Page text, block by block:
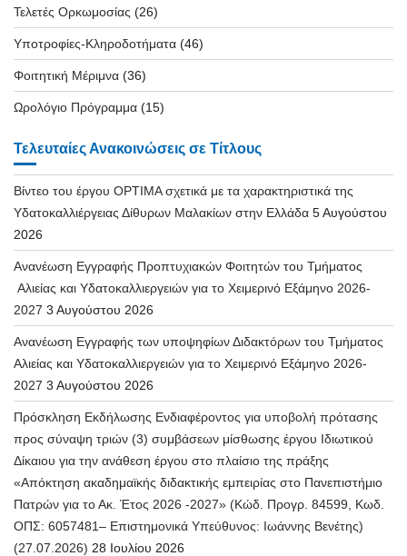
Τελετές Ορκωμοσίας (26)
Υποτροφίες-Κληροδοτήματα (46)
Φοιτητική Μέριμνα (36)
Ωρολόγιο Πρόγραμμα (15)
Τελευταίες Ανακοινώσεις σε Τίτλους
Βίντεο του έργου OPTIMA σχετικά με τα χαρακτηριστικά της
Υδατοκαλλιέργειας Δίθυρων Μαλακίων στην Ελλάδα 5 Αυγούστου
2026
Ανανέωση Εγγραφής Προπτυχιακών Φοιτητών του Τμήματος
Αλιείας και Υδατοκαλλιεργειών για το Χειμερινό Εξάμηνο 2026-
2027 3 Αυγούστου 2026
Ανανέωση Εγγραφής των υποψηφίων Διδακτόρων του Τμήματος
Αλιείας και Υδατοκαλλιεργειών για το Χειμερινό Εξάμηνο 2026-
2027 3 Αυγούστου 2026
Πρόσκληση Εκδήλωσης Ενδιαφέροντος για υποβολή πρότασης
προς σύναψη τριών (3) συμβάσεων μίσθωσης έργου Ιδιωτικού
Δίκαιου για την ανάθεση έργου στο πλαίσιο της πράξης
«Απόκτηση ακαδημαϊκής διδακτικής εμπειρίας στο Πανεπιστήμιο
Πατρών για το Ακ. Έτος 2026 -2027» (Κώδ. Προγρ. 84599, Κωδ.
ΟΠΣ: 6057481– Επιστημονικά Υπεύθυνος: Ιωάννης Βενέτης)
(27.07.2026) 28 Ιουλίου 2026